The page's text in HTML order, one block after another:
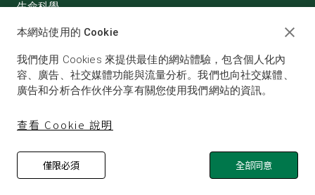
生命科學
醫學古生物心理學生態學
物理 化學地球科學天文
© SCIENTIFIC AMERICAN, A DIVISION OF NATURE
AMERICA, INC.ALL RIGHTS RESERVED.
本網站使用的 Cookie
我們使用 Cookies 來提供最佳的網站體驗，包含個人化內
容、廣告、社交媒體功能與流量分析。我們也向社交媒體、
廣告和分析合作伙伴分享有關您使用我們網站的資訊。
查看 Cookie 說明
僅限必須 全部同意